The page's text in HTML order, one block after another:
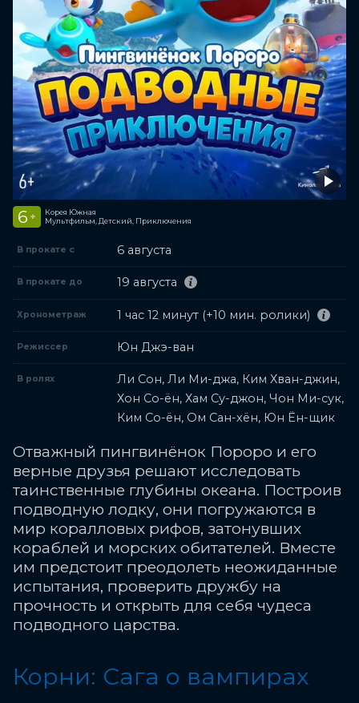
6 +
Корея Южная
Мультфильм, Детский, Приключения
В прокате с 6 августа
В прокате до 19 августа
Хронометраж 1 час 12 минут (+10 мин. ролики)
Режиссер Юн Джэ-ван
В ролях
Ли Сон, Ли Ми-джа, Ким Хван-джин,
Хон Со-ён, Хам Су-джон, Чон Ми-сук,
Ким Со-ён, Ом Сан-хён, Юн Ён-щик
Отважный пингвинёнок Пороро и его
верные друзья решают исследовать
таинственные глубины океана. Построив
подводную лодку, они погружаются в
мир коралловых рифов, затонувших
кораблей и морских обитателей. Вместе
им предстоит преодолеть неожиданные
испытания, проверить дружбу на
прочность и открыть для себя чудеса
подводного царства.
Корни: Сага о вампирах